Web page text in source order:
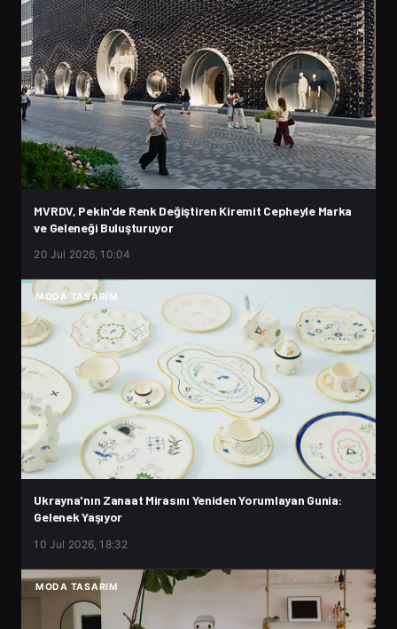
MVRDV, Pekin'de Renk Değiştiren Kiremit Cepheyle Marka
ve Geleneği Buluşturuyor
20 Jul 2026, 10:04
MODA TASARIM
Ukrayna'nın Zanaat Mirasını Yeniden Yorumlayan Gunia:
Gelenek Yaşıyor
10 Jul 2026, 18:32
MODA TASARIM